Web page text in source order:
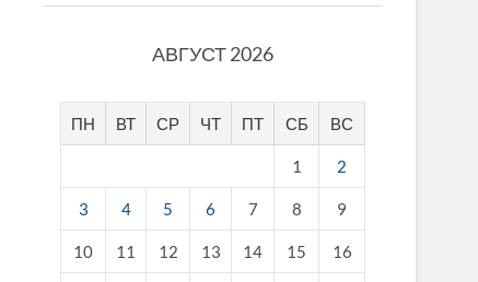
АВГУСТ 2026
ПН ВТ СР ЧТ ПТ СБ ВС
1 2
3 4 5 6 7 8 9
10 11 12 13 14 15 16